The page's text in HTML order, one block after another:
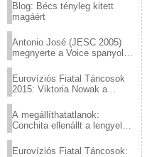
Blog: Bécs tényleg kitett
magáért
Antonio José (JESC 2005)
megnyerte a Voice spanyol
Eurovíziós Fiatal Táncosok
2015: Viktoria Nowak a
A megállíthatatlanok:
Conchita ellenállt a lengyel
Eurovíziós Fiatal Táncosok: